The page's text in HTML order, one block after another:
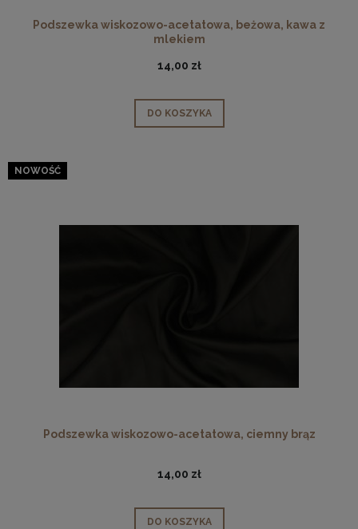
Podszewka wiskozowo-acetatowa, beżowa, kawa z
mlekiem
14,00 zł
DO KOSZYKA
Podszewka wiskozowo-acetatowa, ciemny brąz
14,00 zł
DO KOSZYKA
NOWOŚĆ